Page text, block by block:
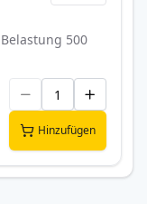
500
Hinzufügen